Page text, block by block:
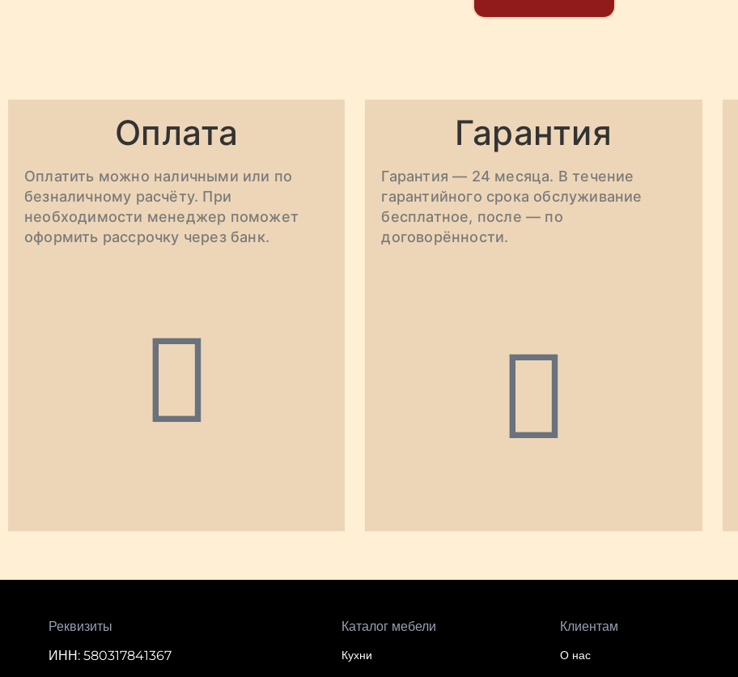
Оплата
Оплатить можно наличными или по
безналичному расчёту. При
необходимости менеджер поможет
оформить рассрочку через банк.
Гарантия
Гарантия — 24 месяца. В течение
гарантийного срока обслуживание
бесплатное, после — по
договорённости.
Реквизиты
ИНН: 580317841367
Каталог мебели
Кухни
Клиентам
О нас